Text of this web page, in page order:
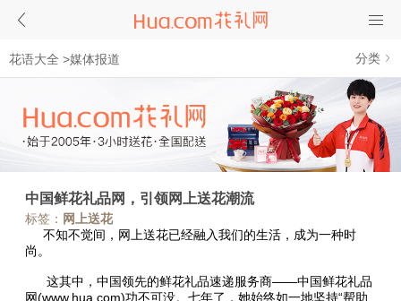
花语大全 >媒体报道 分类
中国鲜花礼品网，引领网上送花潮流
标签： 网上送花
不知不觉间，网上送花已经融入我们的生活，成为一种时
尚。
这其中，中国领先的鲜花礼品速递服务商——中国鲜花礼品
网(www.hua.com)功不可没。七年了，她始终如一地坚持“帮助